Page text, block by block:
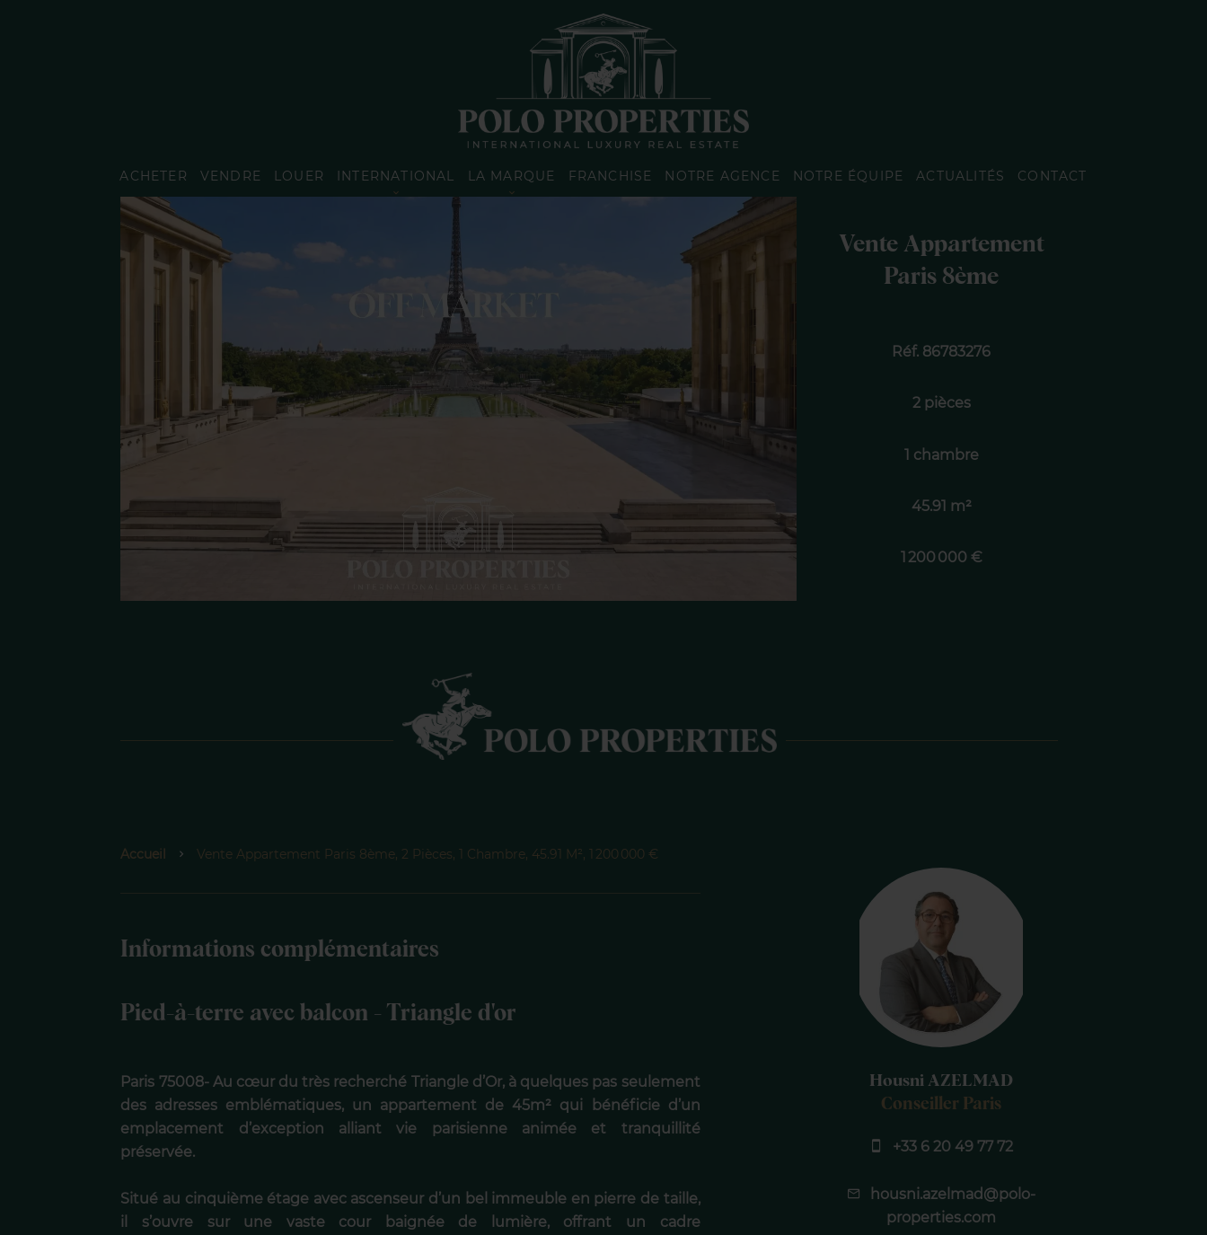
ACHETER VENDRE LOUER INTERNATIONAL LA MARQUE FRANCHISE NOTRE AGENCE NOTRE ÉQUIPE ACTUALITÉS CONTACT
Vente Appartement
Paris 8ème
Réf. 86783276
2 pièces
1 chambre
45.91 m²
1 200 000 €
Accueil Vente Appartement Paris 8ème, 2 Pièces, 1 Chambre, 45.91 M², 1 200 000 €
Informations complémentaires
Pied-à-terre avec balcon - Triangle d'or
Paris 75008- Au cœur du très recherché Triangle d’Or, à quelques pas seulement
des adresses emblématiques, un appartement de 45m² qui bénéficie d’un
emplacement d’exception alliant vie parisienne animée et tranquillité
préservée.
Situé au cinquième étage avec ascenseur d’un bel immeuble en pierre de taille,
il s’ouvre sur une vaste cour baignée de lumière, offrant un cadre
Housni AZELMAD
Conseiller Paris
+33 6 20 49 77 72
housni.azelmad@polo-
properties.com